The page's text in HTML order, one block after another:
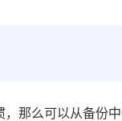
那么可以从备份